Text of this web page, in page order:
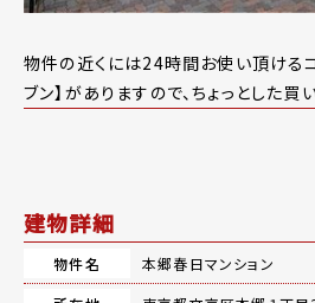
物件の近くには24時間お使い頂ける
ブン】がありますので、ちょっとした買
建物詳細
物件名
本郷春日マンション